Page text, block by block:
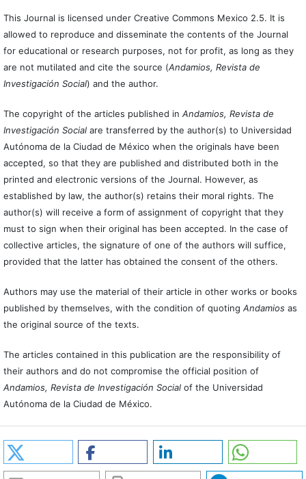
This Journal is licensed under Creative Commons Mexico 2.5. It is
allowed to reproduce and disseminate the contents of the Journal
for educational or research purposes, not for profit, as long as they
are not mutilated and cite the source (Andamios, Revista de
Investigación Social) and the author.
The copyright of the articles published in Andamios, Revista de
Investigación Socialare transferred by the author(s) to Universidad
Autónoma de la Ciudad de México when the originals have been
accepted, so that they are published and distributed both in the
printed and electronic versions of the Journal. However, as
established by law, the author(s) retains their moral rights. The
author(s) will receive a form of assignment of copyright that they
must to sign when their original has been accepted. In the case of
collective articles, the signature of one of the authors will suffice,
provided that the latter has obtained the consent of the others.
Authors may use the material of their article in other works or books
published by themselves, with the condition of quoting Andamiosas
the original source of the texts.
The articles contained in this publication are the responsibility of
their authors and do not compromise the official position of
Andamios, Revista de Investigación Social of the Universidad
Autónoma de la Ciudad de México.